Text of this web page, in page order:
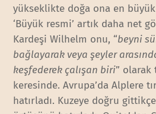
yükseklikte doğa ona en büyük
‘Büyük resmi’ artık daha net
Kardeşi Wilhelm onu, “beyni
bağlayarak veya şeyler
keşfederek çalışan biri” olarak
keresinde. Avrupa’da Alplere
hatırladı. Kuzeye doğru